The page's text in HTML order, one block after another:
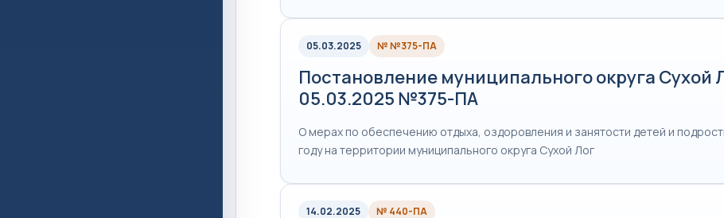
05.03.2025 № №375-ПА
Постановление муниципального округа Сухой
05.03.2025 №375-ПА
О мерах по обеспечению отдыха, оздоровления и занятости детей и
году на территории муниципального округа Сухой Лог
14.02.2025 № 440-ПА